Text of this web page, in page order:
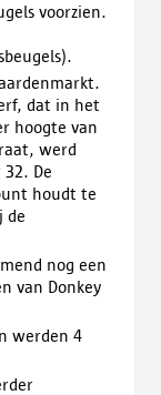
voorzien.
dat in het
hoogte van
werd
De
houdt te
de
nog een
van Donkey
werden 4